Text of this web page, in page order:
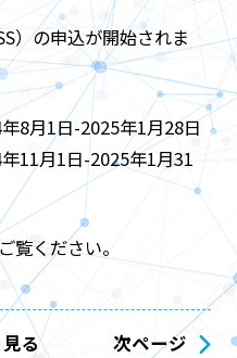
）の申込が開始されま
8月1日-2025年1月28日
11月1日-2025年1月31
覧ください。
る 次ページ